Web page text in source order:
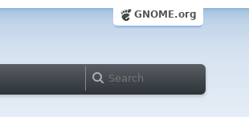
GNOME.org